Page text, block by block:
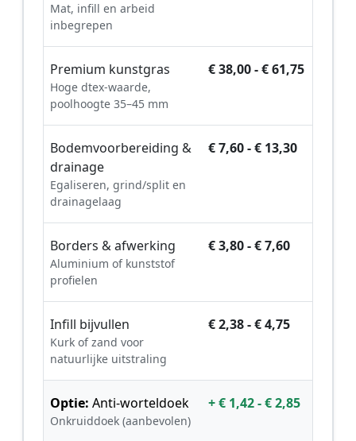
Mat, infill en arbeid
inbegrepen
Premium kunstgras
Hoge dtex-waarde,
poolhoogte 35–45 mm
€ 38,00 - € 61,75
Bodemvoorbereiding &
drainage
Egaliseren, grind/split en
drainagelaag
€ 7,60 - € 13,30
Borders & afwerking
Aluminium of kunststof
profielen
€ 3,80 - € 7,60
Infill bijvullen
Kurk of zand voor
natuurlijke uitstraling
€ 2,38 - € 4,75
Optie: Anti-worteldoek
Onkruiddoek (aanbevolen)
+ € 1,42 - € 2,85